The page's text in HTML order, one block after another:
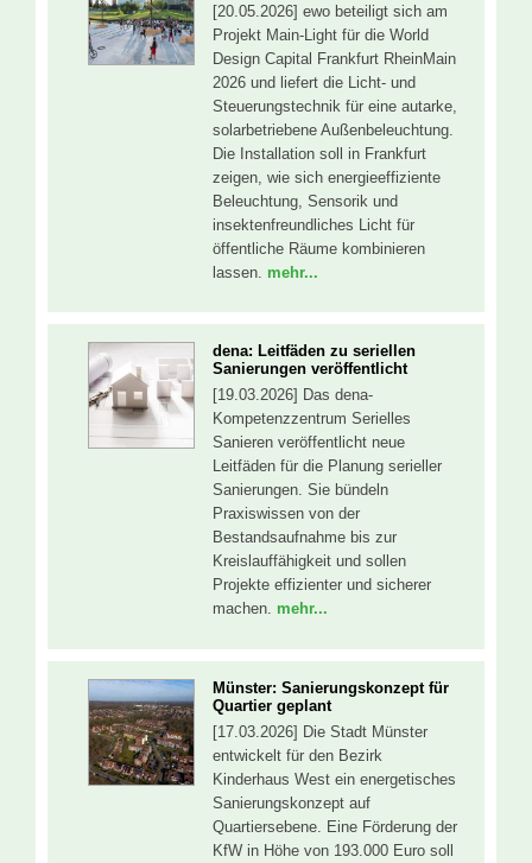
[20.05.2026] ewo beteiligt sich am
Projekt Main-Light für die World
Design Capital Frankfurt RheinMain
2026 und liefert die Licht- und
Steuerungstechnik für eine autarke,
solarbetriebene Außenbeleuchtung.
Die Installation soll in Frankfurt
zeigen, wie sich energieeffiziente
Beleuchtung, Sensorik und
insektenfreundliches Licht für
öffentliche Räume kombinieren
lassen. mehr...
dena: Leitfäden zu seriellen
Sanierungen veröffentlicht
[19.03.2026] Das dena-
Kompetenzzentrum Serielles
Sanieren veröffentlicht neue
Leitfäden für die Planung serieller
Sanierungen. Sie bündeln
Praxiswissen von der
Bestandsaufnahme bis zur
Kreislauffähigkeit und sollen
Projekte effizienter und sicherer
machen. mehr...
Münster: Sanierungskonzept für
Quartier geplant
[17.03.2026] Die Stadt Münster
entwickelt für den Bezirk
Kinderhaus West ein energetisches
Sanierungskonzept auf
Quartiersebene. Eine Förderung der
KfW in Höhe von 193.000 Euro soll